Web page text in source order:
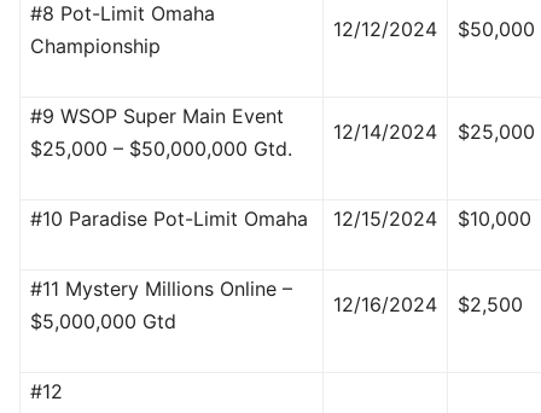
#8 Pot-Limit Omaha
Championship
12/12/2024 $50,000
#9 WSOP Super Main Event
$25,000 – $50,000,000 Gtd.
12/14/2024 $25,000
#10 Paradise Pot-Limit Omaha 12/15/2024 $10,000
#11 Mystery Millions Online –
$5,000,000 Gtd
12/16/2024 $2,500
#12